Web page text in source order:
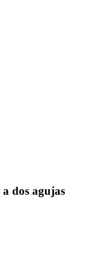
dos agujas